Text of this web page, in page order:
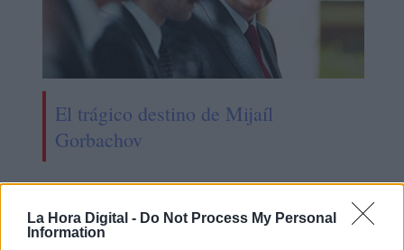
La Hora Digital - Do Not Process My Personal
Information
El trágico destino de Mijaíl
Gorbachov